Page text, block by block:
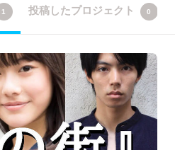
1 投稿したプロジェクト 0